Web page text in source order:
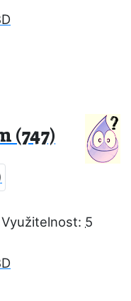
(747)
Využitelnost: 5